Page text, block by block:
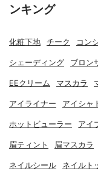
ンキング
化粧下地 チーク コン
シェーディング ブロン
EEクリーム マスカラ
アイライナー アイシャ
ホットビューラー アイ
眉ティント 眉マスカラ
ネイルシール ネイルト